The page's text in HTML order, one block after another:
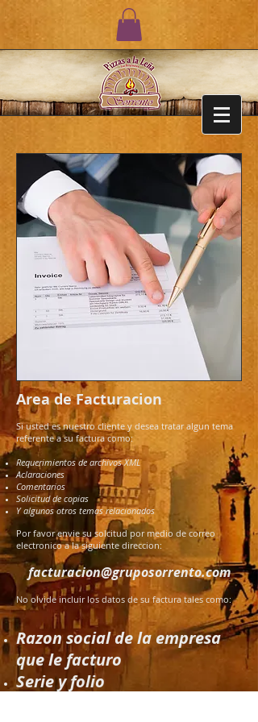
Area de Facturacion
Si usted es nuestro cliente y desea tratar algun tema
referente a su factura como:
Requerimientos de archivos XML
Aclaraciones
Comentarios
Solicitud de copias
Y algunos otros temas relacionados
Por favor envie su solcitud por medio de correo
electronico a la siguiente direccion:
facturacion@gruposorrento.com
No olvide incluir los datos de su factura tales como:
Razon social de la empresa
que le facturo
Serie y folio